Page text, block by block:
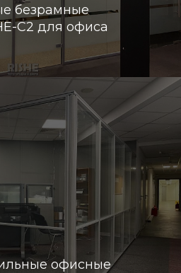
безрамные
С2 для офиса
офисные